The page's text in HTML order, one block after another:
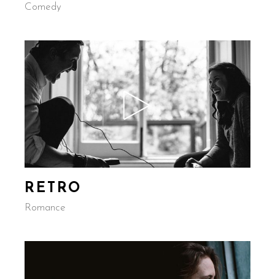
Comedy
RETRO
Romance